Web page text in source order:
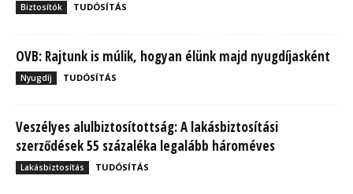
Biztosítók TUDÓSÍTÁS
OVB: Rajtunk is múlik, hogyan élünk majd nyugdíjasként
Nyugdíj TUDÓSÍTÁS
Veszélyes alulbiztosítottság: A lakásbiztosítási
szerződések 55 százaléka legalább hároméves
Lakásbiztosítás TUDÓSÍTÁS